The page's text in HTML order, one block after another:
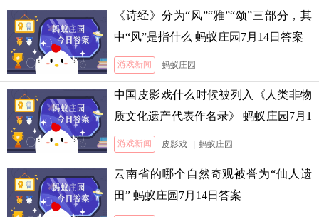
《诗经》分为“风”“雅”“颂”三部分，其
中“风”是指什么 蚂蚁庄园7月14日答案
游戏新闻 蚂蚁庄园
中国皮影戏什么时候被列入《人类非物
质文化遗产代表作名录》 蚂蚁庄园7月1
3日答案
游戏新闻 皮影戏 蚂蚁庄园
云南省的哪个自然奇观被誉为“仙人遗
田” 蚂蚁庄园7月14日答案